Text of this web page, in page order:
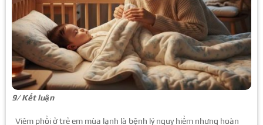
9/ Kết luận
Viêm phổi ở trẻ em mùa lạnh là bệnh lý nguy hiểm nhưng hoàn